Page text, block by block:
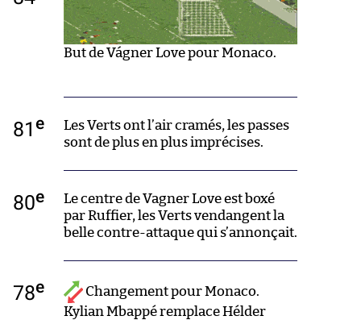
But de Vágner Love pour Monaco.
81 e
Les Verts ont l’air cramés, les passes
sont de plus en plus imprécises.
80e
Le centre de Vagner Love est boxé
par Ruffier, les Verts vendangent la
belle contre-attaque qui s’annonçait.
78e
Changement pour Monaco.
Kylian Mbappé remplace Hélder